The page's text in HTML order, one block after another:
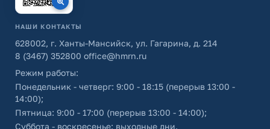
НАШИ КОНТАКТЫ
628002, г. Ханты-Мансийск, ул. Гагарина, д. 214
8 (3467) 352800 office@hmrn.ru
Режим работы:
Понедельник - четверг: 9:00 - 18:15 (перерыв 13:00 -
14:00);
Пятница: 9:00 - 17:00 (перерыв 13:00 - 14:00);
Суббота - воскресенье: выходные дни.